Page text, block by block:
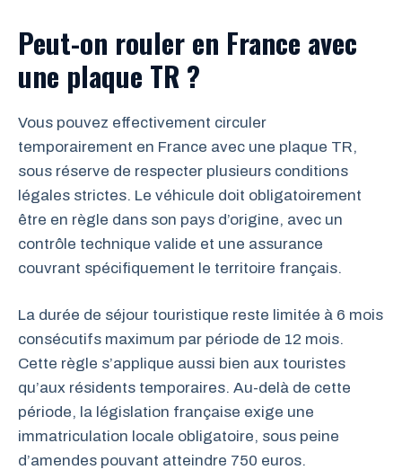
Peut-on rouler en France avec
une plaque TR ?
Vous pouvez effectivement circuler
temporairement en France avec une plaque TR,
sous réserve de respecter plusieurs conditions
légales strictes. Le véhicule doit obligatoirement
être en règle dans son pays d’origine, avec un
contrôle technique valide et une assurance
couvrant spécifiquement le territoire français.
La durée de séjour touristique reste limitée à 6 mois
consécutifs maximum par période de 12 mois.
Cette règle s’applique aussi bien aux touristes
qu’aux résidents temporaires. Au-delà de cette
période, la législation française exige une
immatriculation locale obligatoire, sous peine
d’amendes pouvant atteindre 750 euros.